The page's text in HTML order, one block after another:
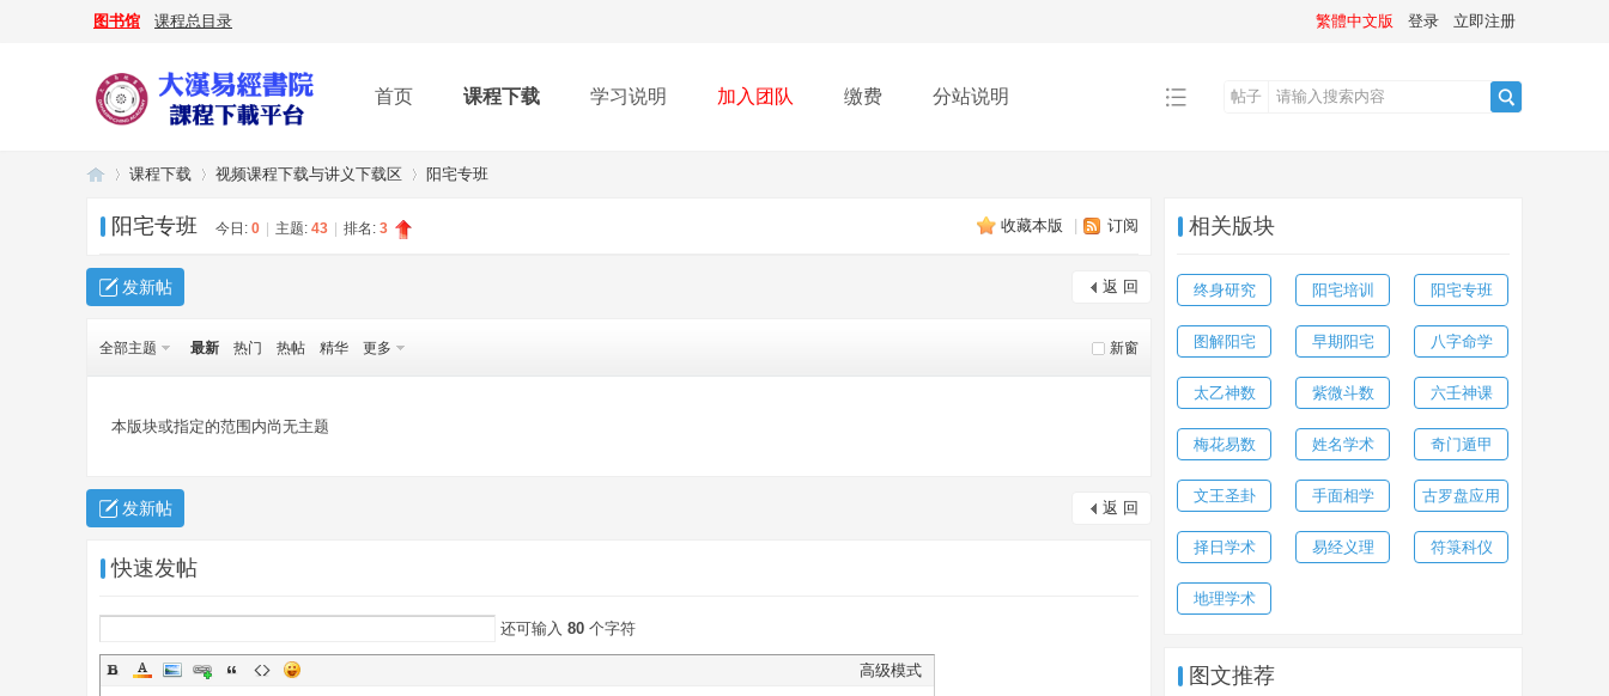
图书馆 课程总目录 繁體中文版 登录 立即注册
首页 课程下载 学习说明 加入团队 缴费 分站说明
帖子
大
漢
»
课程下载 视频课程下载与讲义下载区 阳宅专班
收藏本版 订阅
阳宅专班 今日: 0 主题: 43 排名: 3
返 回
发新帖
新窗
全部主题 最新 热门 热帖 精华 更多
本版块或指定的范围内尚无主题
返 回
发新帖
快速发帖
还可输入 80 个字符
高级模式
相关版块
终身研究 阳宅培训 阳宅专班
图解阳宅 早期阳宅 八字命学
太乙神数 紫微斗数 六壬神课
梅花易数 姓名学术 奇门遁甲
文王圣卦 手面相学 古罗盘应用
择日学术 易经义理 符箓科仪
地理学术
图文推荐